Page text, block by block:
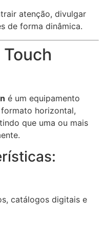
atenção, divulgar
de forma dinâmica.
é um equipamento
horizontal,
que uma ou mais
catálogos digitais e